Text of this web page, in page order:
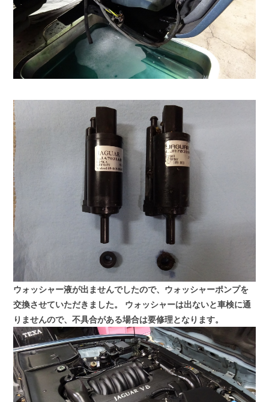
ウォッシャー液が出ませんでしたので、ウォッシャーポンプを
交換させていただきました。
ウォッシャーは出ないと車検に通
りませんので、不具合がある場合は要修理となります。